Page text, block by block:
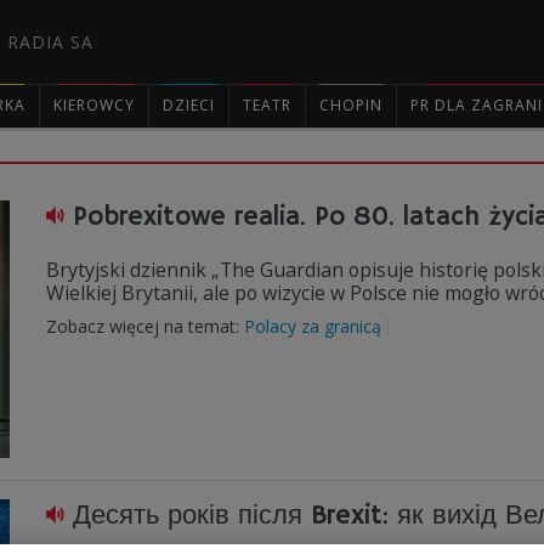
RADIA SA
KIEROWCY DZIECI TEATR CHOPIN PR DLA
Pobrexitowe realia. Po 80. latach
Brytyjski dziennik „The Guardian opisuje historię
Wielkiej Brytanii, ale po wizycie w Polsce nie mogło
Zobacz więcej na temat: Polacy za granicą
Десять років після Brexit: як вихід